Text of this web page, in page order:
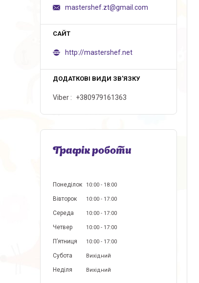
mastershef.zt@gmail.com
http://mastershef.net
Viber +380979161363
Графік роботи
Понеділок 10:00 18:00
Вівторок 10:00 17:00
Середа 10:00 17:00
Четвер 10:00 17:00
Пʼятниця 10:00 17:00
Субота Вихідний
Неділя Вихідний